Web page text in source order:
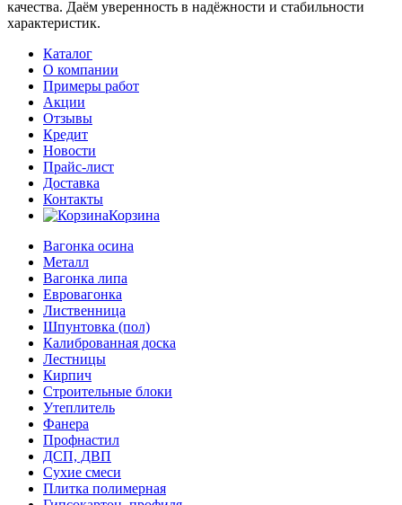
качества. Даём уверенность в надёжности и стабильности
характеристик.
Каталог
О компании
Примеры работ
Акции
Отзывы
Кредит
Новости
Прайс-лист
Доставка
Контакты
Корзина
Вагонка осина
Металл
Вагонка липа
Евровагонка
Лиственница
Шпунтовка (пол)
Калиброванная доска
Лестницы
Кирпич
Строительные блоки
Утеплитель
Фанера
Профнастил
ДСП, ДВП
Сухие смеси
Плитка полимерная